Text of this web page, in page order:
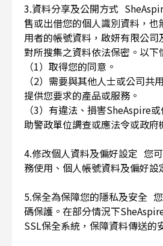
3.資料分享及公開方式
售或出借您的個人識別資料，
用者的帳號資料，啟妍有限公
對所搜集之資料依法保密。以下
（1）取得您的同意。
（2）需要與其他人士或公司共
提供您要求的產品或服務。
（3）有違法、損害SheAspire
助警政單位調查或應法令或政府
4.修改個人資料及偏好設定 您
務使用、個人帳號資料及偏好設
5.保全為保障您的隱私及安全
碼保護。在部分情況下
SSL保全系統，保障資料傳送的